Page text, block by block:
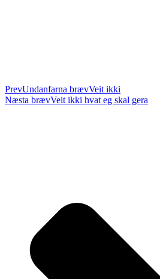
PrevUndanfarna brævVeit ikki
Næsta brævVeit ikki hvat eg skal gera